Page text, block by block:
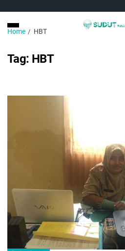
Home HBT
Tag: HBT